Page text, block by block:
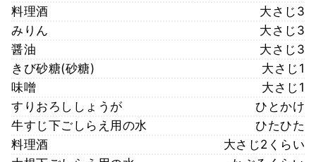
料理酒
大さじ3
みりん
大さじ3
醤油
大さじ3
きび砂糖(砂糖)
大さじ1
味噌
大さじ1
すりおろししょうが
ひとかけ
牛すじ下ごしらえ用の水
ひたひた
料理酒
大さじ2くらい